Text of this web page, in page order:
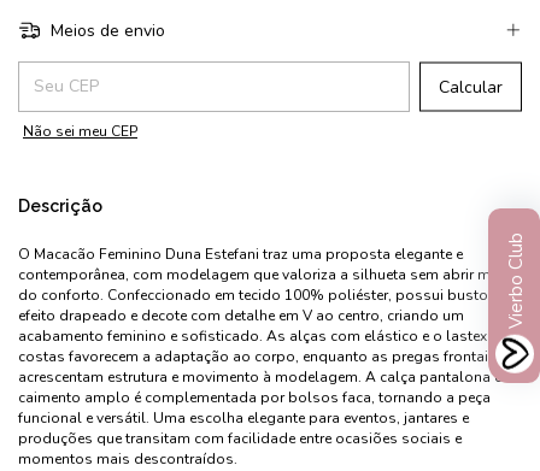
Meios de envio
Entregas para o CEP:
Calcular
Não sei meu CEP
Descrição
O Macacão Feminino Duna Estefani traz uma proposta elegante e
contemporânea, com modelagem que valoriza a silhueta sem abrir mão
do conforto. Confeccionado em tecido 100% poliéster, possui busto com
efeito drapeado e decote com detalhe em V ao centro, criando um
acabamento feminino e sofisticado. As alças com elástico e o lastex nas
costas favorecem a adaptação ao corpo, enquanto as pregas frontais
acrescentam estrutura e movimento à modelagem. A calça pantalona de
caimento amplo é complementada por bolsos faca, tornando a peça
funcional e versátil. Uma escolha elegante para eventos, jantares e
produções que transitam com facilidade entre ocasiões sociais e
momentos mais descontraídos.
Vierbo Club